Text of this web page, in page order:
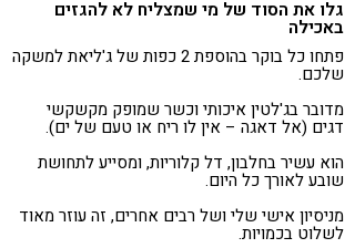
גלו את הסוד של מי שמצליח לא להגזים
באכילה
פתחו כל בוקר בהוספת 2 כפות של ג'ליאת למשקה
שלכם.
מדובר בג'לטין איכותי וכשר שמופק מקשקשי
דגים (אל דאגה – אין לו ריח או טעם של ים).
הוא עשיר בחלבון, דל קלוריות, ומסייע לתחושת
שובע לאורך כל היום.
מניסיון אישי שלי ושל רבים אחרים, זה עוזר מאוד
לשלוט בכמויות.